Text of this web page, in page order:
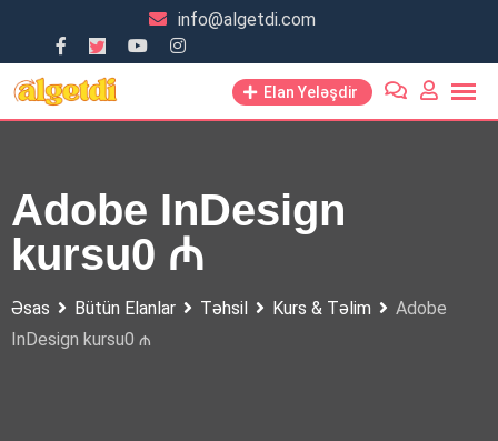
content
info@algetdi.com
Elan Yeləşdir
Adobe InDesign
kursu0 ₼
Əsas Bütün Elanlar Təhsil Kurs & Təlim
Adobe
InDesign kursu0 ₼